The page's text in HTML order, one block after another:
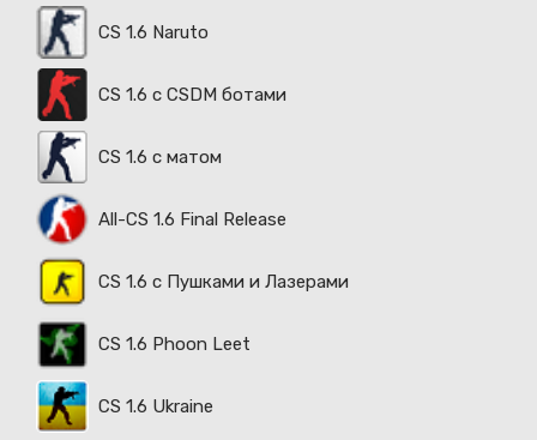
CS 1.6 Naruto
CS 1.6 с CSDM ботами
CS 1.6 с матом
All-CS 1.6 Final Release
CS 1.6 с Пушками и Лазерами
CS 1.6 Phoon Leet
CS 1.6 Ukraine